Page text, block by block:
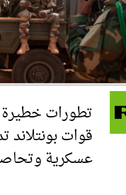
تطورات
قوات بونتلاند
عسكرية